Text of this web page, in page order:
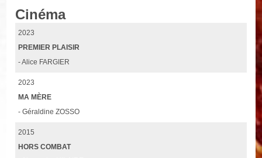
Cinéma
2023
PREMIER PLAISIR
- Alice FARGIER
2023
MA MÈRE
- Géraldine ZOSSO
2015
HORS COMBAT